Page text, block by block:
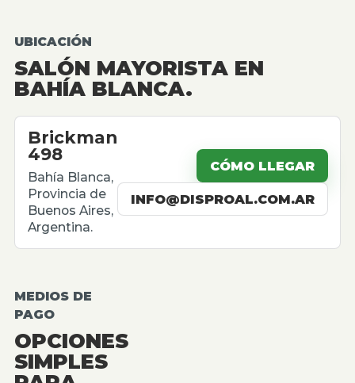
UBICACIÓN
SALÓN MAYORISTA EN
BAHÍA BLANCA.
Brickman
498
Bahía Blanca,
Provincia de
Buenos Aires,
Argentina.
CÓMO LLEGAR
INFO@DISPROAL.COM.AR
MEDIOS DE
PAGO
OPCIONES
SIMPLES